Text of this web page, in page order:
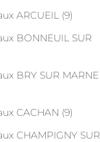
ARCUEIL (9)
BONNEUIL SUR
BRY SUR MARNE
CACHAN (9)
CHAMPIGNY SUR